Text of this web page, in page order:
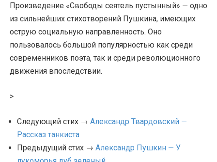
Произведение «Свободы сеятель пустынный» — одно
из сильнейших стихотворений Пушкина, имеющих
острую социальную направленность. Оно
пользовалось большой популярностью как среди
современников поэта, так и среди революционного
движения впоследствии.
>
Следующий стих → Александр Твардовский —
Рассказ танкиста
Предыдущий стих → Александр Пушкин — У